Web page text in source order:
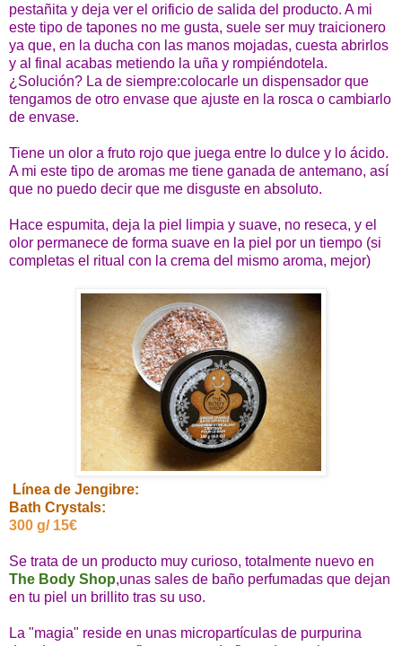
pestañita y deja ver el orificio de salida del producto. A mi
este tipo de tapones no me gusta, suele ser muy traicionero
ya que, en la ducha con las manos mojadas, cuesta abrirlos
y al final acabas metiendo la uña y rompiéndotela.
¿Solución? La de siempre:colocarle un dispensador que
tengamos de otro envase que ajuste en la rosca o cambiarlo
de envase.
Tiene un olor a fruto rojo que juega entre lo dulce y lo ácido.
A mi este tipo de aromas me tiene ganada de antemano, así
que no puedo decir que me disguste en absoluto.
Hace espumita, deja la piel limpia y suave, no reseca, y el
olor permanece de forma suave en la piel por un tiempo (si
completas el ritual con la crema del mismo aroma, mejor)
Línea de Jengibre:
Bath Crystals:
300 g/ 15€
Se trata de un producto muy curioso, totalmente nuevo en
The Body Shop,unas sales de baño perfumadas que dejan
en tu piel un brillito tras su uso.
La "magia" reside en unas micropartículas de purpurina